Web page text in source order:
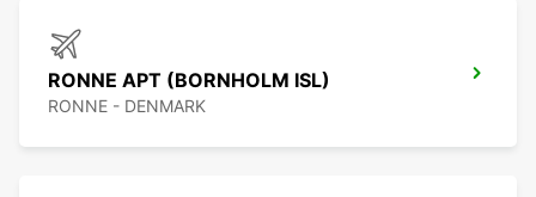
RONNE APT (BORNHOLM ISL)
RONNE - DENMARK